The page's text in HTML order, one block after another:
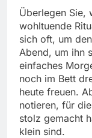
Überlegen Sie,
wohltuende
sich oft, um
Abend, um ihn
einfaches
noch im Bett
heute freuen.
notieren, für
stolz gemacht
klein sind.